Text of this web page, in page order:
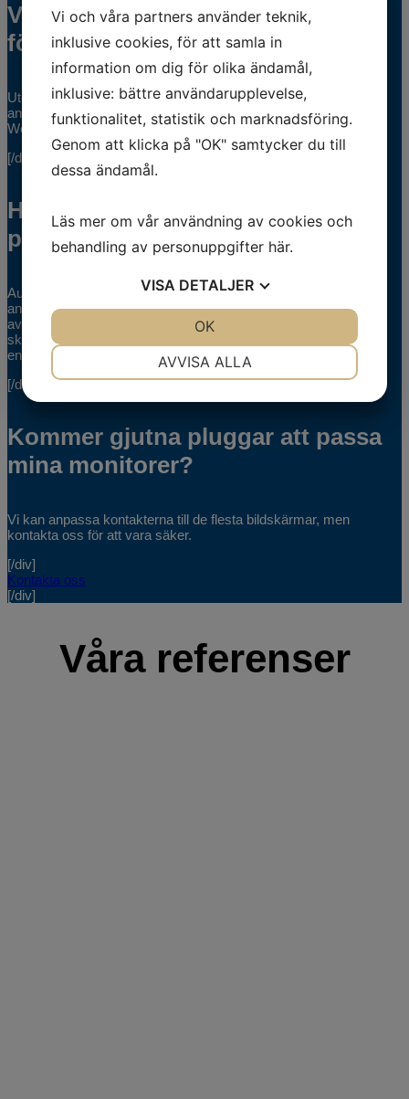
Vem kan använda gjutna pluggar
för monitorer?
Utövande artister – såväl professionella som fritidsmusiker som
använder monitorer från märken som SHURE, Sennheiser eller
Westone.
[/div]
Hur tar jag avtryck för gjutna
pluggar till monitorer?
Audiovox frekvensband är individuellt anpassade för varje
användares öron. Vi gör ett avtryck av varje öra, varefter
avtrycket 3D-skannas och hörselskyddet tillverkas efter 3D-
skanningen. Avtrycken görs av en av Audiovox specialister eller
en partner.
[/div]
Kommer gjutna pluggar att passa
mina monitorer?
Vi kan anpassa kontakterna till de flesta bildskärmar, men
kontakta oss för att vara säker.
[/div]
Kontakta oss
[/div]
Våra referenser
Vi och våra partners använder teknik,
inklusive cookies, för att samla in
information om dig för olika ändamål,
inklusive: bättre användarupplevelse,
funktionalitet, statistik och marknadsföring.
Genom att klicka på "OK" samtycker du till
dessa ändamål.
Läs mer om vår användning av cookies och
behandling av personuppgifter här.
VISA DETALJER
AVVISA ALLA
OK